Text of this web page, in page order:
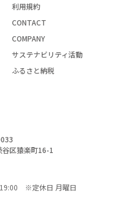
利用規約
CONTACT
COMPANY
サステナビリティ活動
ふるさと納税
谷区猿楽町16-1
※定休日 月曜日